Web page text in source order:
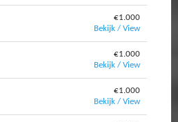
€1.000
Bekijk / View
€1.000
Bekijk / View
€1.000
Bekijk / View